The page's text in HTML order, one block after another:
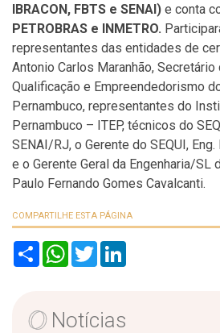
IBRACON, FBTS e SENAI) e conta
PETROBRAS e INMETRO.
representantes das entidades de
Antonio Carlos Maranhão, Secretário
Qualificação e Empreendedorismo
Pernambuco, representantes do
Pernambuco – ITEP, técnicos do
SENAI/RJ, o Gerente do SEQUI,
e o Gerente Geral da Engenharia/SL
Paulo Fernando Gomes Cavalcanti.
COMPARTILHE ESTA PÁGINA
S
W
p
T
w
e
r
Notícias